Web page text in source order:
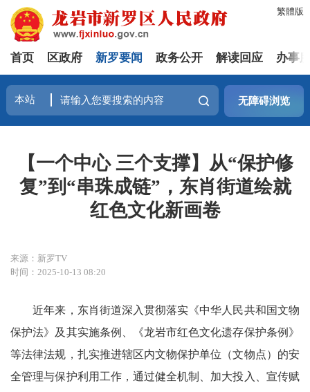
繁體版
首页 区政府 新罗要闻 政务公开 解读回应 办事
无障碍浏览
【一个中心 三个支撑】从“保护修
复”到“串珠成链”，东肖街道绘就
红色文化新画卷
来源：新罗TV
时间：2025-10-13 08:20
近年来，东肖街道深入贯彻落实《中华人民共和国文物
保护法》及其实施条例、《龙岩市红色文化遗存保护条例》
等法律法规，扎实推进辖区内文物保护单位（文物点）的安
全管理与保护利用工作，通过健全机制、加大投入、宣传赋